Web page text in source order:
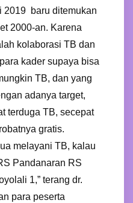
2019 baru ditemukan
2000-an. Karena
kolaborasi TB dan
kader supaya bisa
TB, dan yang
adanya target,
terduga TB, secepat
gratis.
melayani TB, kalau
Pandanaran RS
1,” terang dr.
para peserta